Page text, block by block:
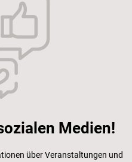
Medien!
über Veranstaltungen und